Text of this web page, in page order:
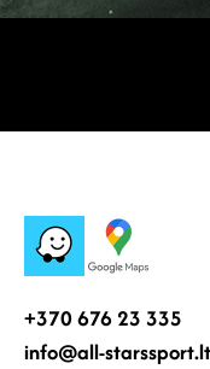
+370 676 23 335
info@all-starssport.lt